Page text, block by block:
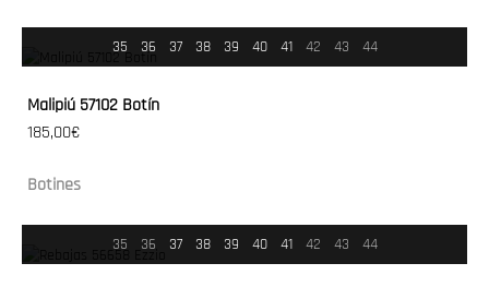
35 36 37 38 39 40 41 42 43 44
Malipiú 57102 Botín
185,00€
Botines
35 36 37 38 39 40 41 42 43 44